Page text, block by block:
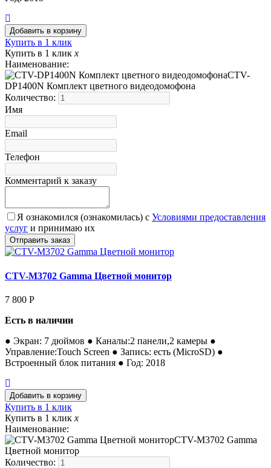
Купить в 1 клик
Купить в 1 клик x
Наименование:
CTV-
DP1400N Комплект цветного видеодомофона
Количество:
Имя
Email
Телефон
Комментарий к заказу
Я ознакомился (ознакомилась) с Условиями предоставления
услуг и принимаю их
CTV-M3702 Gamma Цветной монитор
7 800 Р
Есть в наличии
● Экран: 7 дюймов ● Каналы:2 панели,2 камеры ●
Управление:Touch Screen ● Запись: есть (MicroSD) ●
Встроенный блок питания ● Год: 2018
Купить в 1 клик
Купить в 1 клик x
Наименование:
CTV-M3702 Gamma
Цветной монитор
Количество: